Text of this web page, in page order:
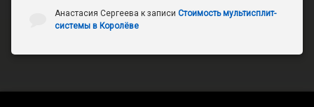
Анастасия Сергеева к записи Стоимость мультисплит-
системы в Королёве